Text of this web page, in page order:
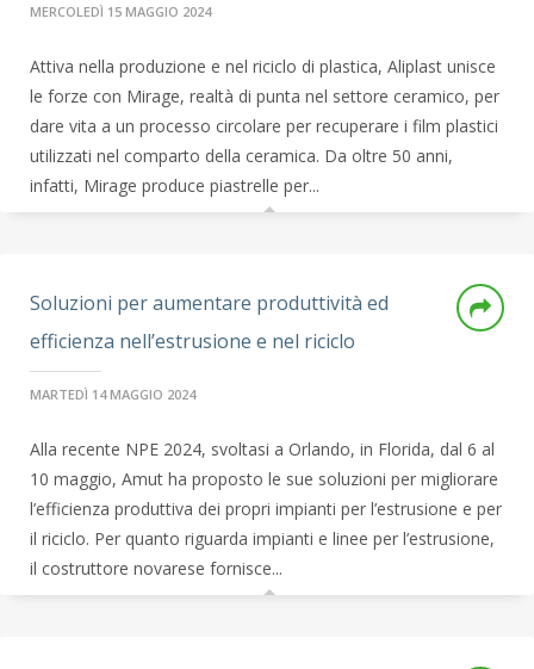
MERCOLEDÌ 15 MAGGIO 2024
Attiva nella produzione e nel riciclo di plastica, Aliplast unisce
le forze con Mirage, realtà di punta nel settore ceramico, per
dare vita a un processo circolare per recuperare i film plastici
utilizzati nel comparto della ceramica. Da oltre 50 anni,
infatti, Mirage produce piastrelle per...
Soluzioni per aumentare produttività ed
efficienza nell’estrusione e nel riciclo
MARTEDÌ 14 MAGGIO 2024
Alla recente NPE 2024, svoltasi a Orlando, in Florida, dal 6 al
10 maggio, Amut ha proposto le sue soluzioni per migliorare
l’efficienza produttiva dei propri impianti per l’estrusione e per
il riciclo. Per quanto riguarda impianti e linee per l’estrusione,
il costruttore novarese fornisce...